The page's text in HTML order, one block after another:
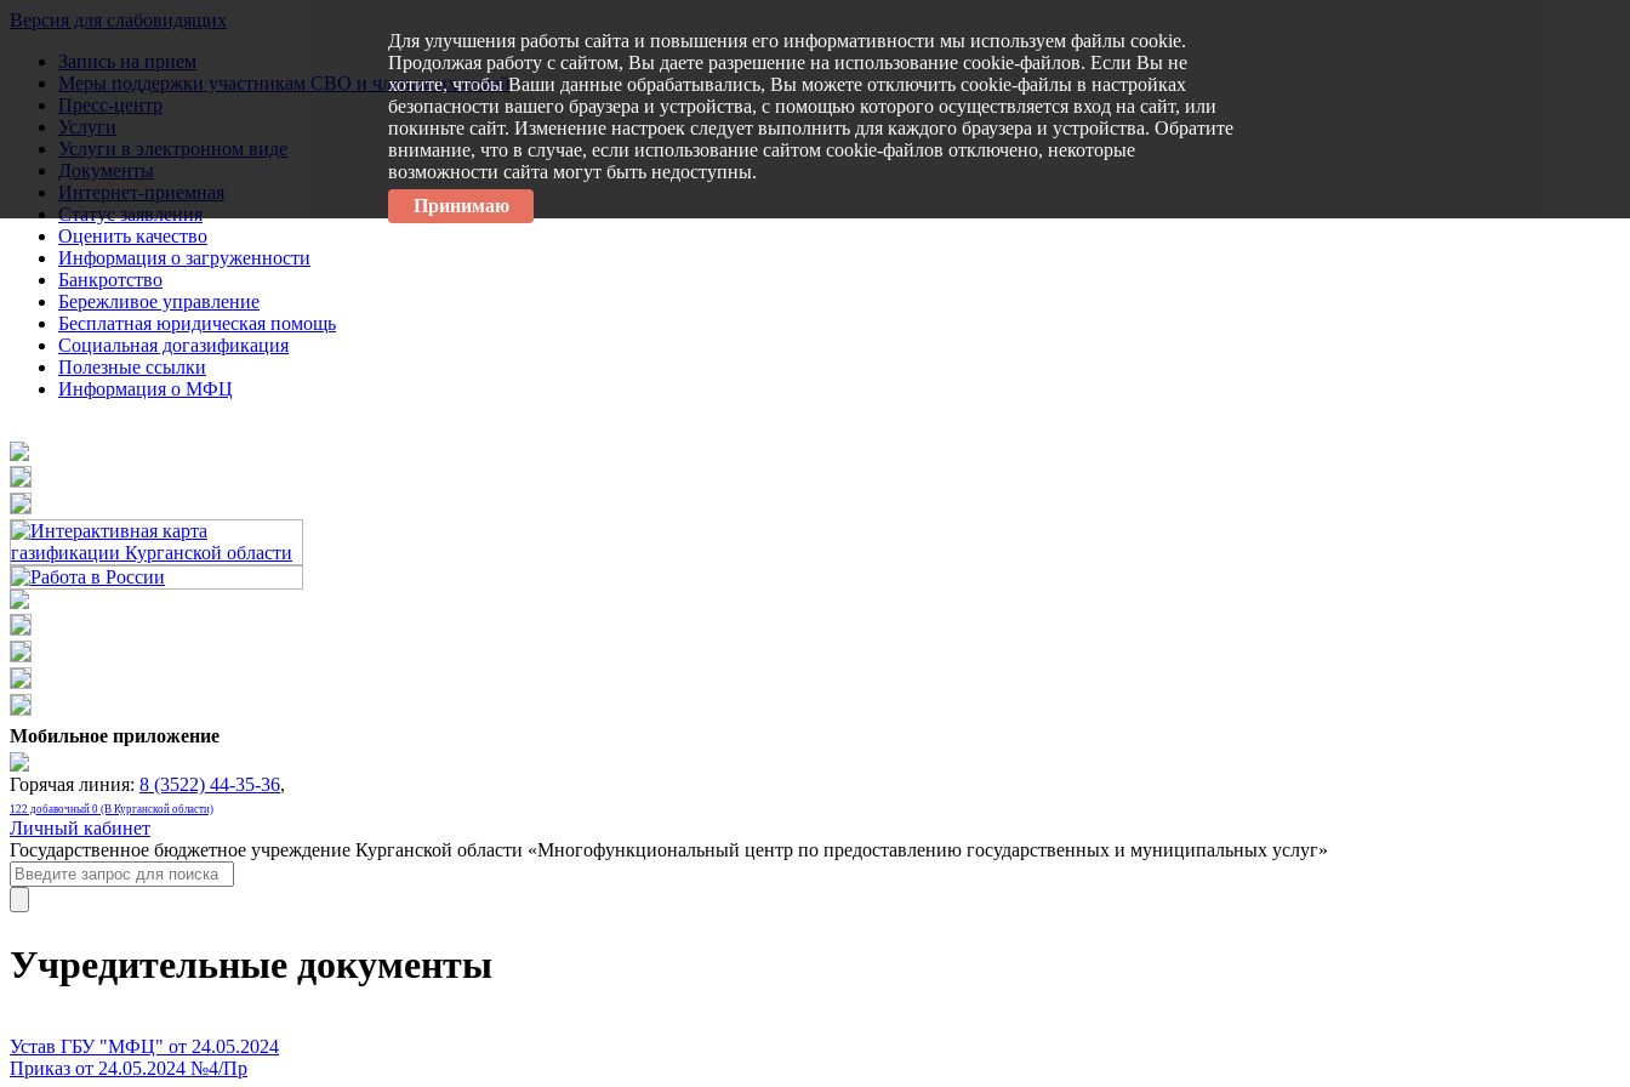
Версия для слабовидящих
Запись на прием
Меры поддержки участникам СВО и членам их семей
Пресс-центр
Услуги
Услуги в электронном виде
Документы
Интернет-приемная
Статус заявления
Оценить качество
Информация о загруженности
Банкротство
Бережливое управление
Бесплатная юридическая помощь
Социальная догазификация
Полезные ссылки
Информация о МФЦ
Мобильное приложение
Горячая линия: 8 (3522) 44-35-36,
122 добавочный 0 (В Курганской области)
Личный кабинет
Государственное бюджетное учреждение Курганской области «Многофункциональный центр по предоставлению государственных и муниципальных услуг»
Учредительные документы
Устав ГБУ "МФЦ" от 24.05.2024
Приказ от 24.05.2024 №4/Пр
Для улучшения работы сайта и повышения его информативности мы используем файлы cookie.
Продолжая работу с сайтом, Вы даете разрешение на использование cookie-файлов. Если Вы не
хотите, чтобы Ваши данные обрабатывались, Вы можете отключить cookie-файлы в настройках
безопасности вашего браузера и устройства, с помощью которого осуществляется вход на сайт, или
покиньте сайт. Изменение настроек следует выполнить для каждого браузера и устройства. Обратите
внимание, что в случае, если использование сайтом cookie-файлов отключено, некоторые
возможности сайта могут быть недоступны.
Принимаю